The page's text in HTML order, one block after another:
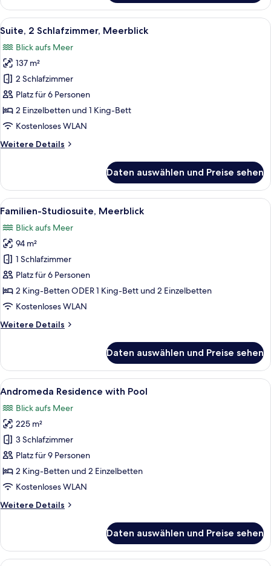
Suite
with
Outdoor
Alle
Fotos
für
Suite,
2 Schlafzimmer,
Meerblick
anzeigen
Ein Hotelzimmer mit Balkon, einem
7
Suite, 2 Schlafzimmer, Meerblick
Blick aufs Meer
137 m²
2 Schlafzimmer
Platz für 6 Personen
2 Einzelbetten und 1 King-Bett
Kostenloses WLAN
Weitere Details
Weitere
2 Schlafzimmer,
Meerblick
Daten auswählen und Preise sehen
Alle
Fotos
für
Familien-
Studiosuite,
Meerblick
anzeigen
Ein Hotelzimmer mit Bett,
10
Familien-Studiosuite, Meerblick
Blick aufs Meer
94 m²
1 Schlafzimmer
Platz für 6 Personen
2 King-Betten ODER 1 King-Bett und 2 Einzelbetten
Kostenloses WLAN
Weitere Details
Weitere
Studiosuite,
Meerblick
Daten auswählen und Preise sehen
Alle
Fotos
für
Andromeda
Residence
with
Pool
anzeigen
Ein zweistöckiges Gebäude mit
12
Andromeda Residence with Pool
Blick aufs Meer
225 m²
3 Schlafzimmer
Platz für 9 Personen
2 King-Betten und 2 Einzelbetten
Kostenloses WLAN
Weitere Details
Weitere
Residence
with
Daten auswählen und Preise sehen
Ein Hotelzimmer mit einem Bett,